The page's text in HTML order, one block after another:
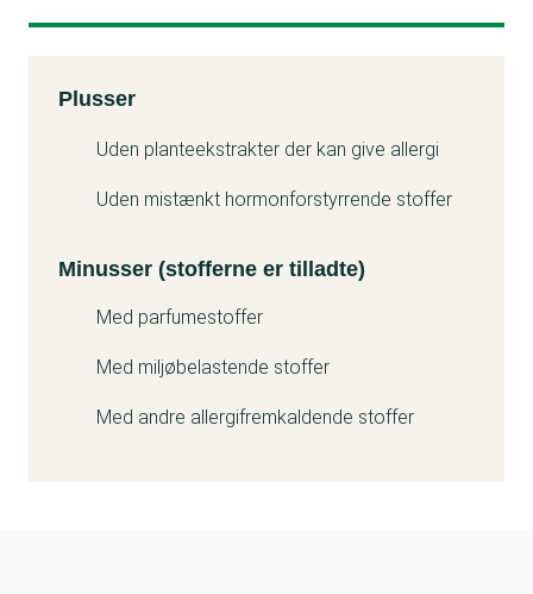
Kemitest
Plusser
Uden planteekstrakter der kan give allergi
Uden mistænkt hormonforstyrrende stoffer
Minusser (stofferne er tilladte)
Med parfumestoffer
Med miljøbelastende stoffer
Med andre allergifremkaldende stoffer